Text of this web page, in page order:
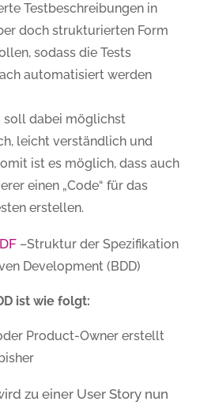
Testbeschreibungen in
doch strukturierten Form
sodass die Tests
automatisiert werden
soll dabei möglichst
leicht verständlich und
ist es möglich, dass auch
einen „Code“ für das
erstellen.
–Struktur der Spezifikation
Development (BDD)
ist wie folgt:
Product-Owner erstellt
zu einer User Story nun